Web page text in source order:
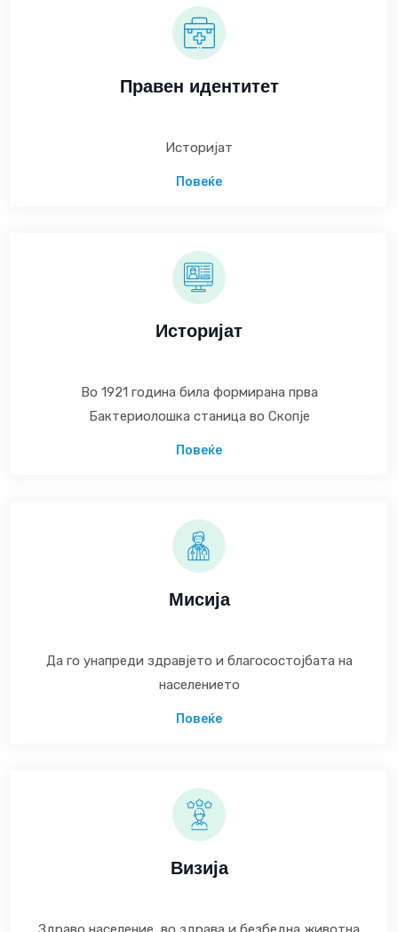
Правен идентитет
Историјат
Повеќе
Историјат
Во 1921 година била формирана прва
Бактериолошка станица во Скопје
Повеќе
Мисија
Да го унапреди здравјето и благосостојбата на
населението
Повеќе
Визија